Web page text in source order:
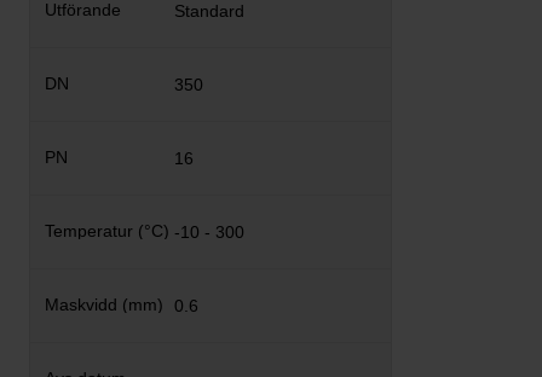
Standard
350
16
-10 - 300
0.6